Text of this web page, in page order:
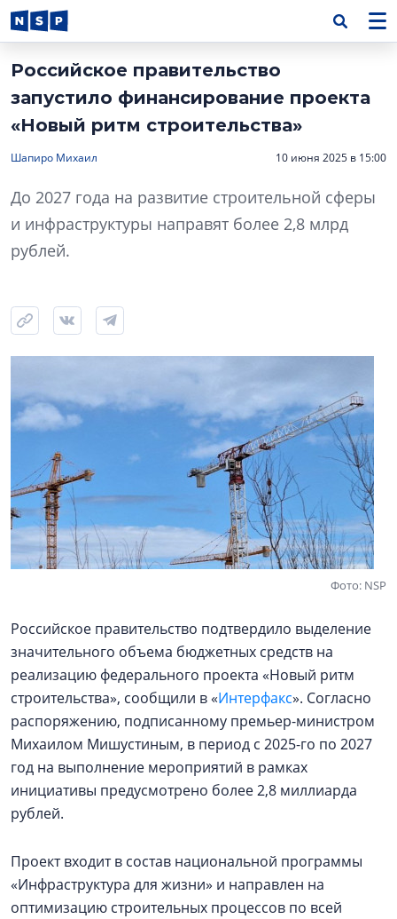
Российское правительство
запустило финансирование проекта
«Новый ритм строительства»
Шапиро Михаил 10 июня 2025 в 15:00
До 2027 года на развитие строительной сферы
и инфраструктуры направят более 2,8 млрд
рублей.
Фото: NSP
Российское правительство подтвердило выделение
значительного объема бюджетных средств на
реализацию федерального проекта «Новый ритм
строительства», сообщили в «Интерфакс». Согласно
распоряжению, подписанному премьер-министром
Михаилом Мишустиным, в период с 2025-го по 2027
год на выполнение мероприятий в рамках
инициативы предусмотрено более 2,8 миллиарда
рублей.
Проект входит в состав национальной программы
«Инфраструктура для жизни» и направлен на
оптимизацию строительных процессов по всей